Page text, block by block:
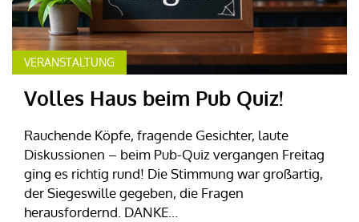
VERANSTALTUNG
Volles Haus beim Pub Quiz!
Rauchende Köpfe, fragende Gesichter, laute
Diskussionen – beim Pub-Quiz vergangen Freitag
ging es richtig rund! Die Stimmung war großartig,
der Siegeswille gegeben, die Fragen
herausfordernd. DANKE...